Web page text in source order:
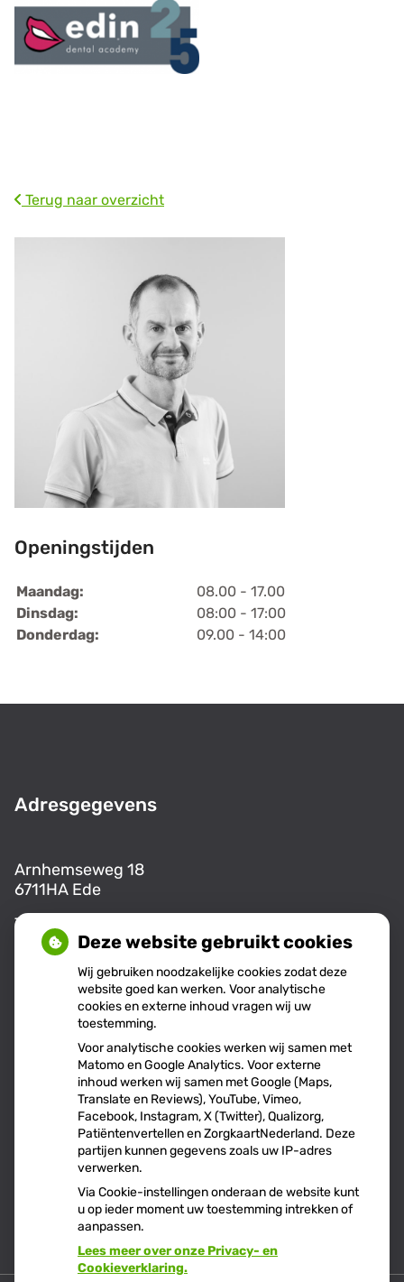
Terug naar overzicht
Openingstijden
Maandag:
08.00 - 17.00
Dinsdag:
08:00 - 17:00
Donderdag:
09.00 - 14:00
Adresgegevens
Arnhemseweg 18
6711HA Ede
Tel:
0318-255555
E-mail: info@aw18.nl
Openingstijden
Maandag:
08.00 - 17.00
Dinsdag:
08:00 - 17:00
Donderdag:
09.00 - 14:00
Deze website gebruikt cookies
Wij gebruiken noodzakelijke cookies zodat deze
website goed kan werken. Voor analytische
cookies en externe inhoud vragen wij uw
toestemming.
Voor analytische cookies werken wij samen met
Matomo en Google Analytics. Voor externe
inhoud werken wij samen met Google (Maps,
Translate en Reviews), YouTube, Vimeo,
Facebook, Instagram, X (Twitter), Qualizorg,
Patiëntenvertellen en ZorgkaartNederland. Deze
partijen kunnen gegevens zoals uw IP-adres
verwerken.
Via Cookie-instellingen onderaan de website kunt
u op ieder moment uw toestemming intrekken of
aanpassen.
Lees meer over onze Privacy- en
Cookieverklaring.